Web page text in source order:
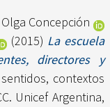
Concepción
(2015) La escuela
directores y
contextos
Unicef Argentina,